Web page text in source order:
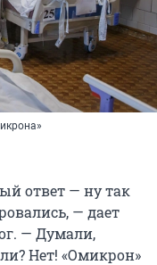
ответ — ну так
— дает
— Думали,
Нет! «Омикрон»